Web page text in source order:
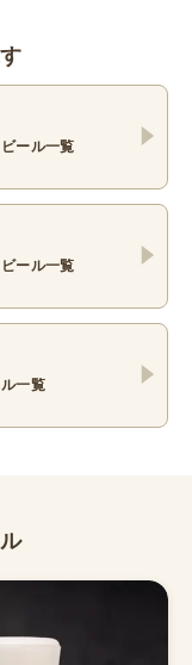
ール一覧
ール一覧
一覧